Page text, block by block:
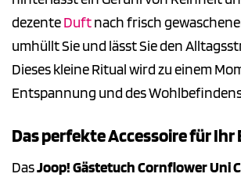
dezenteDuftnach frisch
umhüllt Sie und lässt Sie den
Dieses kleine Ritual wird zu einem
Entspannung und des
Das perfekte Accessoire für Ihr
DasJoop! Gästetuch Cornflower Uni